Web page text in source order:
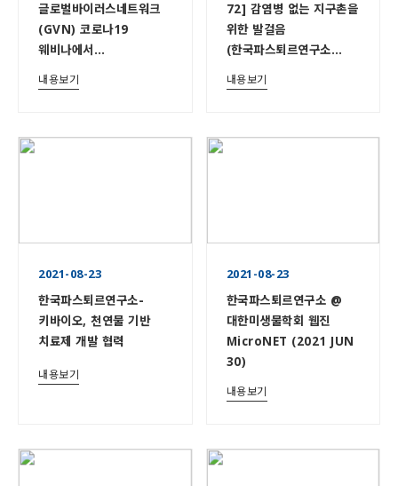
글로벌바이러스네트워크
(GVN) 코로나19
웨비나에서
한국파스퇴르연구소
연구현황과 향후전략 발표
내용보기
72] 감염병 없는 지구촌을
위한 발걸음
(한국파스퇴르연구소
지영미 소장 인터뷰)
내용보기
2021-08-23
한국파스퇴르연구소-
키바이오, 천연물 기반
치료제 개발 협력
내용보기
2021-08-23
한국파스퇴르연구소 @
대한미생물학회 웹진
MicroNET (2021 JUN
30)
내용보기